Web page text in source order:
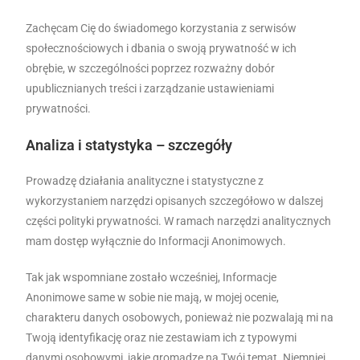
Zachęcam Cię do świadomego korzystania z serwisów
społecznościowych i dbania o swoją prywatność w ich
obrębie, w szczególności poprzez rozważny dobór
upublicznianych treści i zarządzanie ustawieniami
prywatności.
Analiza i statystyka – szczegóły
Prowadzę działania analityczne i statystyczne z
wykorzystaniem narzędzi opisanych szczegółowo w dalszej
części polityki prywatności. W ramach narzędzi analitycznych
mam dostęp wyłącznie do Informacji Anonimowych.
Tak jak wspomniane zostało wcześniej, Informacje
Anonimowe same w sobie nie mają, w mojej ocenie,
charakteru danych osobowych, ponieważ nie pozwalają mi na
Twoją identyfikację oraz nie zestawiam ich z typowymi